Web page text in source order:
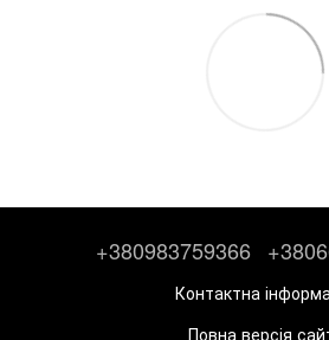
+380983759366
Контактна
Повна версія